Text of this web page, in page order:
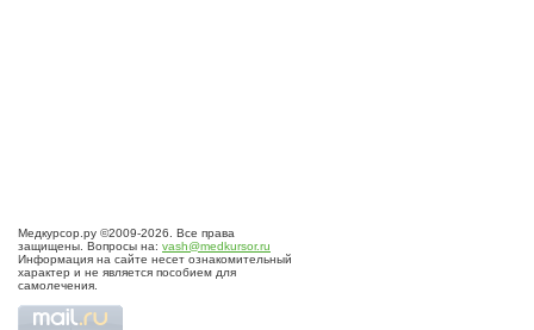
Медкурсор.ру ©2009-2026. Все права
защищены. Вопросы на: vash@medkursor.ru
Информация на сайте несет ознакомительный
характер и не является пособием для
самолечения.